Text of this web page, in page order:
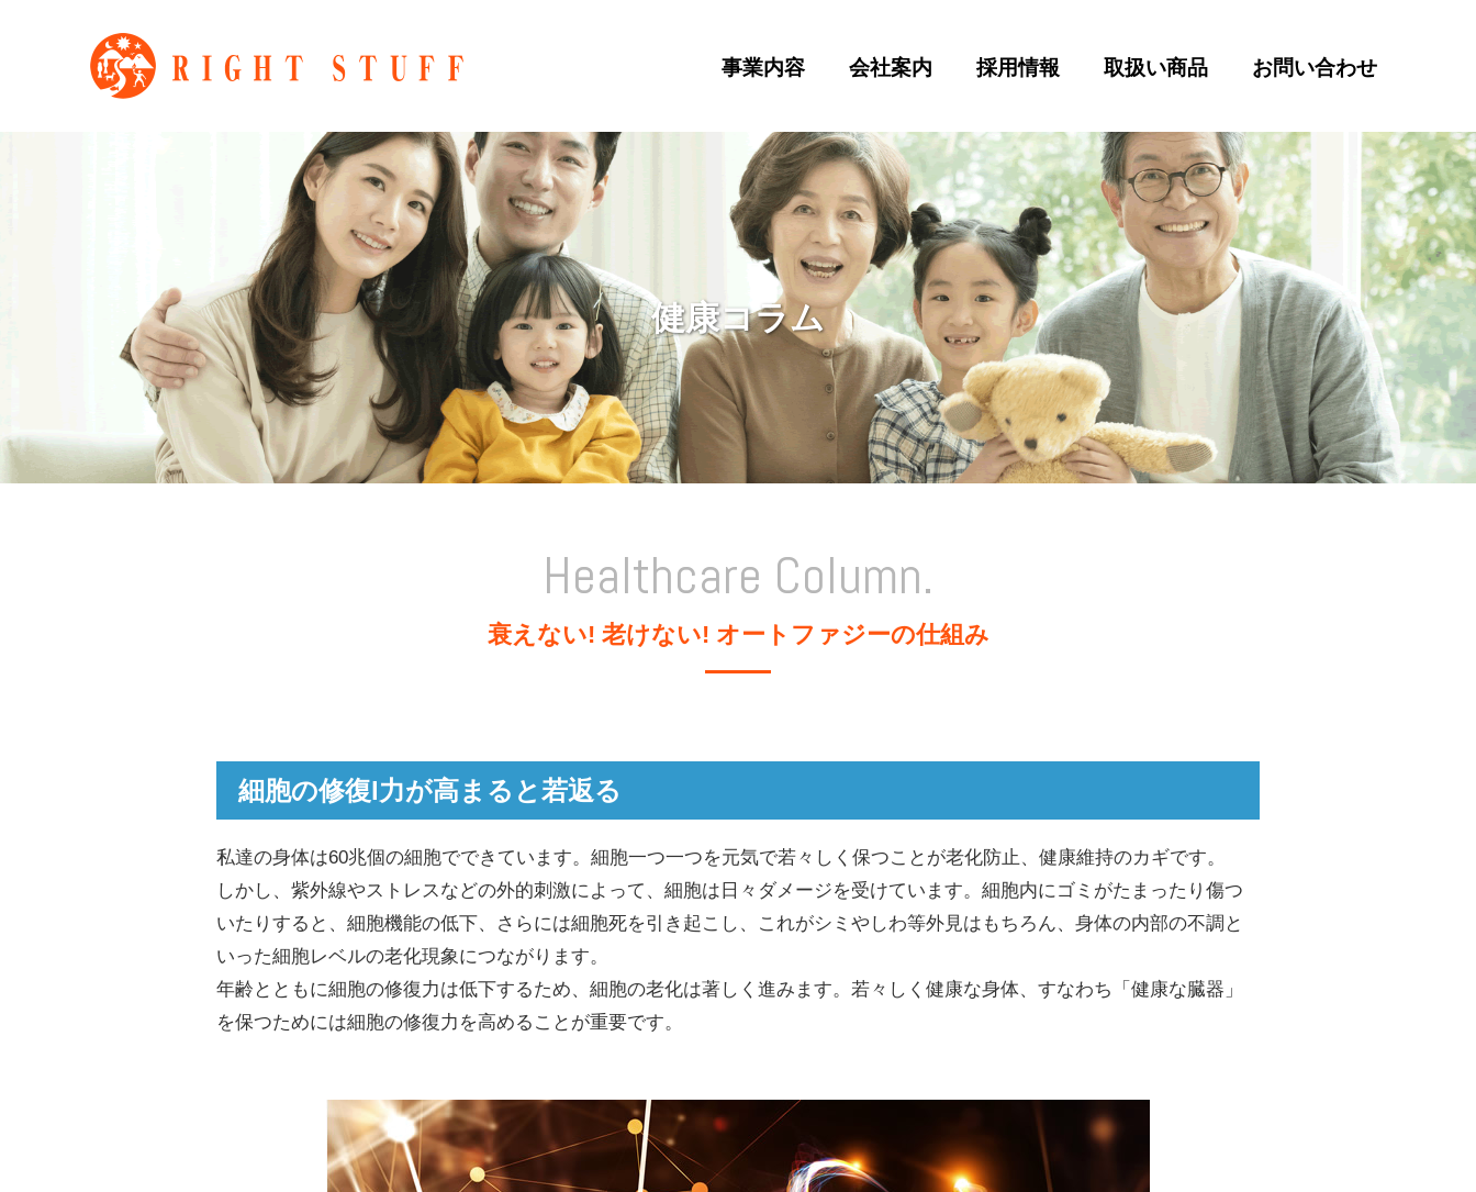
事業内容 会社案内 採用情報 取扱い商品 お問い合わせ
健康コラム
Healthcare Column.
衰えない! 老けない! オートファジーの仕組み
細胞の修復l力が高まると若返る
私達の身体は60兆個の細胞でできています。細胞一つ一つを元気で若々しく保つことが老化防止、健康維持のカギです。
しかし、紫外線やストレスなどの外的刺激によって、細胞は日々ダメージを受けています。細胞内にゴミがたまったり傷つ
いたりすると、細胞機能の低下、さらには細胞死を引き起こし、これがシミやしわ等外見はもちろん、身体の内部の不調と
いった細胞レベルの老化現象につながります。
年齢とともに細胞の修復力は低下するため、細胞の老化は著しく進みます。若々しく健康な身体、すなわち「健康な臓器」
を保つためには細胞の修復力を高めることが重要です。